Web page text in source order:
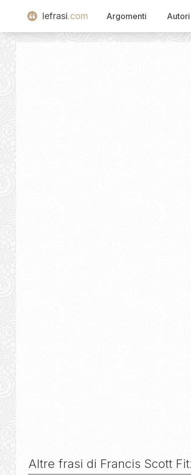
lefrasi.com Argomenti Autori
Altre frasi di Francis Scott